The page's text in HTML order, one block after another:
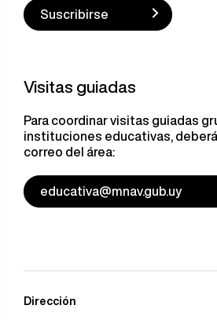
Suscribirse
Visitas guiadas
Para coordinar visitas guiadas
instituciones educativas,
correo del área:
educativa@mnav.gub.uy
Dirección